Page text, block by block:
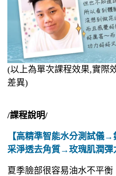
(以上為單次課程效果,實際
差異)
/課程說明/
【高精準智能水分測試儀
采淨透去角質→玫瑰肌潤彈
夏季臉部很容易油水不平